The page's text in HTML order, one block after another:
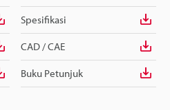
Spesifikasi
CAD / CAE
Buku Petunjuk